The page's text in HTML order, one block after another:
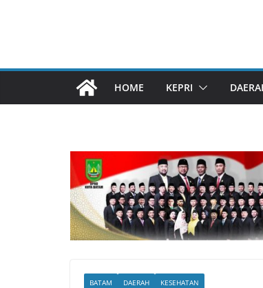
HOME KEPRI
BATAM DAERAH KESEHATAN